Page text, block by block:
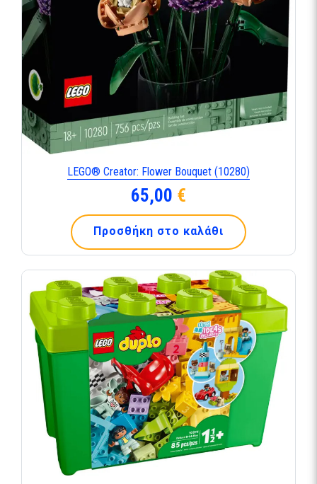
LEGO® Creator: Flower Bouquet (10280)
65,00 €
Προσθήκη στο καλάθι